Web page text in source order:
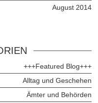
August 2014
+++Featured Blog+++
Alltag und Geschehen
Ämter und Behörden